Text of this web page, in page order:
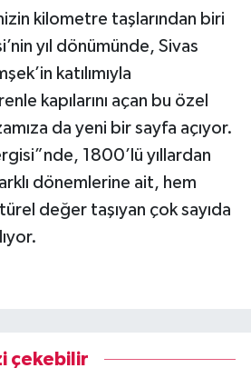
kilometre taşlarından biri
yıl dönümünde, Sivas
katılımıyla
kapılarını açan bu özel
da yeni bir sayfa açıyor.
1800’lü yıllardan
dönemlerine ait, hem
değer taşıyan çok sayıda
çekebilir